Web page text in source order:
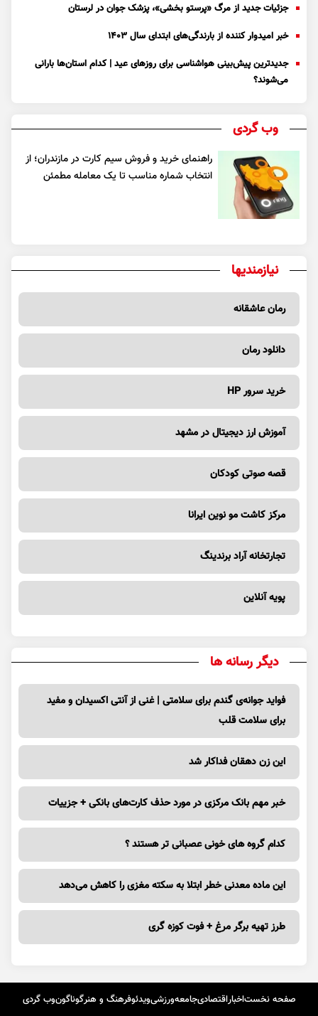
جزئیات جدید از مرگ «پرستو بخشی»، پزشک جوان در لرستان
خبر امیدوار کننده از بارندگی‌های ابتدای سال ۱۴۰۳
جدیدترین پیش‌بینی هواشناسی برای روزهای عید | کدام استان‌ها بارانی
می‌شوند؟
وب گردی
راهنمای خرید و فروش سیم کارت در مازندران؛ از
انتخاب شماره مناسب تا یک معامله مطمئن
نیازمندیها
رمان عاشقانه
دانلود رمان
خرید سرور HP
آموزش ارز دیجیتال در مشهد
قصه صوتی کودکان
مرکز کاشت مو نوین ایرانا
تجارتخانه آراد برندینگ
پویه آنلاین
دیگر رسانه ها
فواید جوانه‌ی گندم برای سلامتی | غنی از آنتی اکسیدان و مفید
برای سلامت قلب
این زن دهقان فداکار شد
خبر مهم بانک مرکزی در مورد حذف کارت‌های بانکی + جزییات
کدام گروه های خونی عصبانی تر هستند ؟
این ماده معدنی خطر ابتلا به سکته مغزی را کاهش می‌دهد
طرز تهیه برگر مرغ + فوت کوزه گری
صفحه نخستاخباراقتصادیجامعهورزشیویدئوفرهنگ و هنرگوناگونوب گردی